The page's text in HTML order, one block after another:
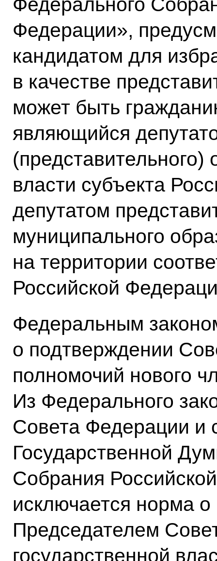
Федерации»,
кандидатом для
в качестве
может быть
являющийся
(представительного)
власти субъекта
депутатом
муниципального
на территории
Российской
Федеральным
о подтверждении
полномочий нового
Из Федерального
Совета Федерации и
Государственной
Собрания
исключается норма
Председателем
государственной